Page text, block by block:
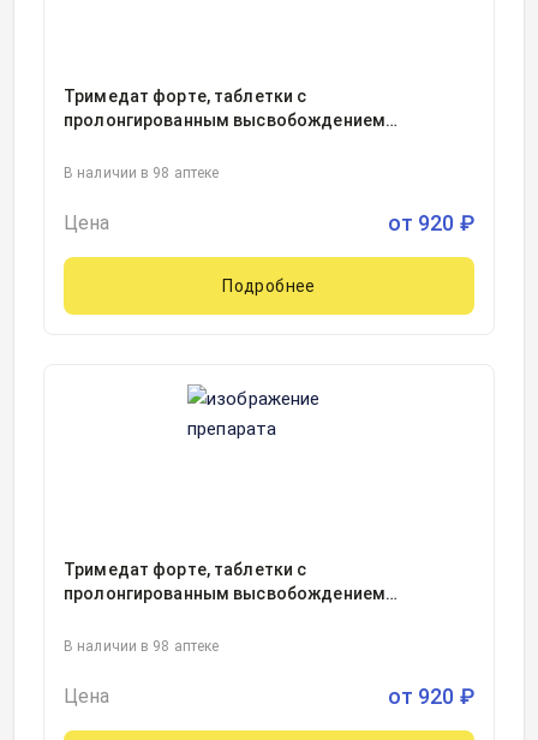
Тримедат форте, таблетки с
пролонгированным высвобождением
300миллиграмм блистер, 20
В наличии в 98 аптеке
Цена от 920 ₽
Подробнее
Тримедат форте, таблетки с
пролонгированным высвобождением
300миллиграмм блистер, 20, Валента
В наличии в 98 аптеке
Цена от 920 ₽